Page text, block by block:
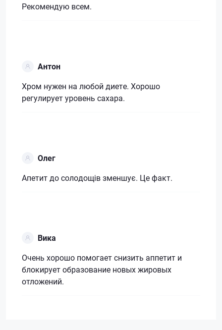
Рекомендую всем.
Антон
Хром нужен на любой диете. Хорошо
регулирует уровень сахара.
Олег
Апетит до солодощів зменшує. Це факт.
Вика
Очень хорошо помогает снизить аппетит и
блокирует образование новых жировых
отложений.